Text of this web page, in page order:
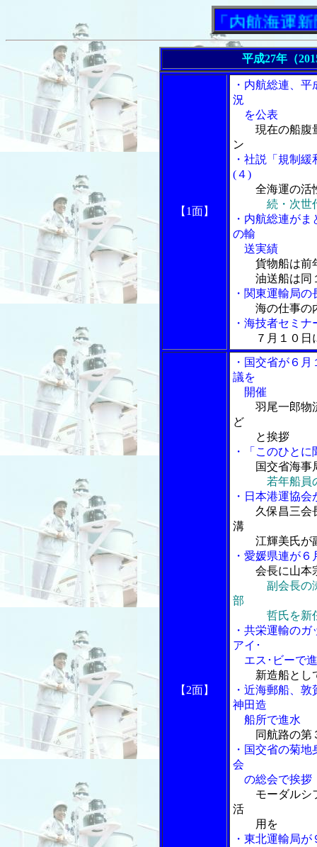
「内航海運新聞」
平成27年（
【1面】
・内航総連、
況
を公表
現在の船腹
ン
・社説「規制
(４)
全海運の活
続・次世
・内航総連が
の輸
送実績
貨物船は前
油送船は同１
・関東運輸局
海の仕事の
・海技者セミ
７月１０日
【2面】
・国交省が６
議を
開催
羽尾一郎物
ど
と挨拶
・「このひと
国交省海
若年船員
・日本港運協
久保昌三会
溝
江輝美氏が
・愛媛県連が
会長に山本
副会長の
部
哲氏を新
・共栄運輸の
アイ･
エス･ビーで
新造船とし
・近海郵船、
神田造
船所で進水
同航路の第
・国交省の菊
会
の総会で挨拶
モーダルシ
活
用を
・東北運輸局